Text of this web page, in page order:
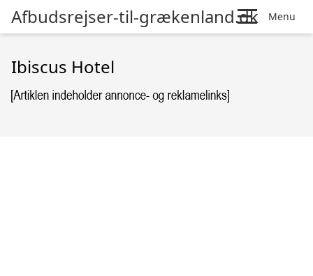
Afbudsrejser-til-grækenland.dk Menu
Ibiscus Hotel